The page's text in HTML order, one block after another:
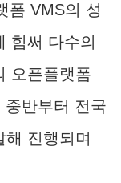
폼 VMS의 성
힘써 다수의
오픈플랫폼
반부터 전국
진행되며